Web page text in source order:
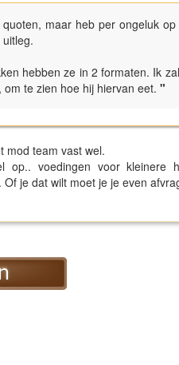
maar heb per ongeluk
hebben ze in 2 formaten. Ik
te zien hoe hij hiervan eet. "
mod team vast wel.
op.. voedingen voor kleinere
je dat wilt moet je je even